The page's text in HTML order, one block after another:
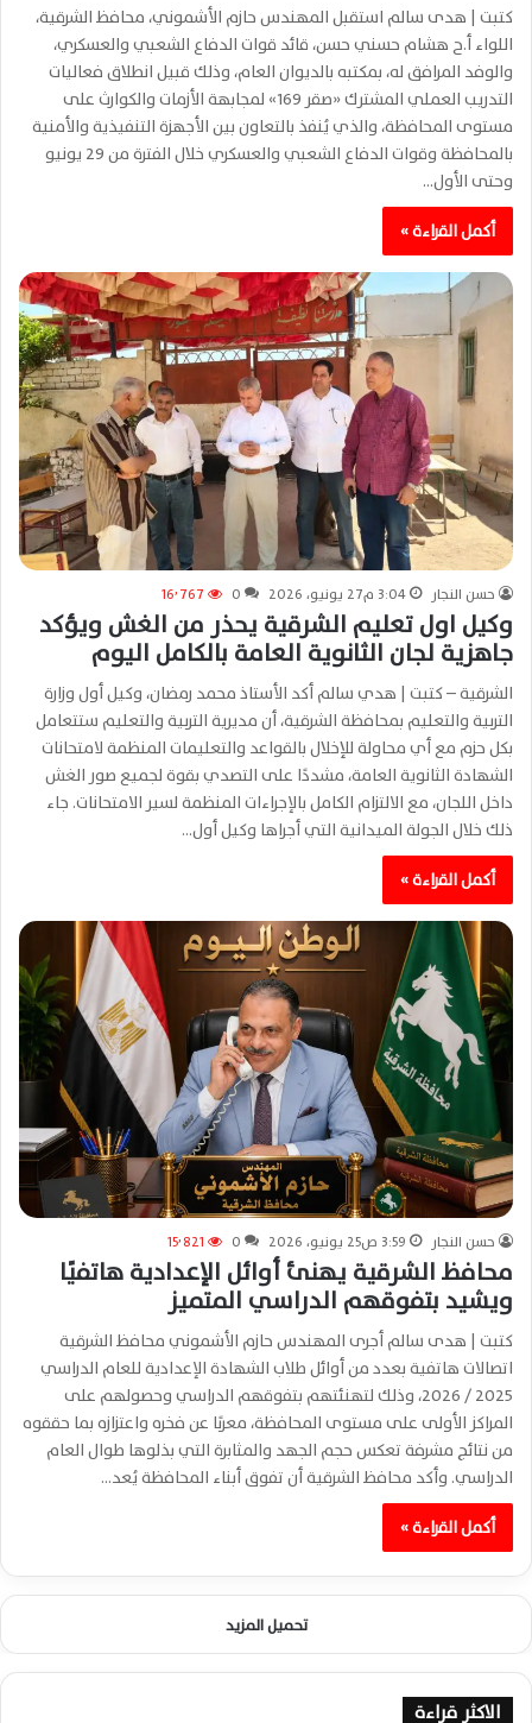
كتبت | هدى سالم استقبل المهندس حازم الأشموني، محافظ الشرقية،
اللواء أ.ح هشام حسني حسن، قائد قوات الدفاع الشعبي والعسكري،
والوفد المرافق له، بمكتبه بالديوان العام، وذلك قبيل انطلاق فعاليات
التدريب العملي المشترك «صقر 169» لمجابهة الأزمات والكوارث على
مستوى المحافظة، والذي يُنفذ بالتعاون بين الأجهزة التنفيذية والأمنية
بالمحافظة وقوات الدفاع الشعبي والعسكري خلال الفترة من 29 يونيو
وحتى الأول…
أكمل القراءة »
حسن النجار 3:04 م27 يونيو، 2026 0 16٬767
وكيل اول تعليم الشرقية يحذر من الغش ويؤكد
جاهزية لجان الثانوية العامة بالكامل اليوم
الشرقية – كتبت | هدي سالم أكد الأستاذ محمد رمضان، وكيل أول وزارة
التربية والتعليم بمحافظة الشرقية، أن مديرية التربية والتعليم ستتعامل
بكل حزم مع أي محاولة للإخلال بالقواعد والتعليمات المنظمة لامتحانات
الشهادة الثانوية العامة، مشددًا على التصدي بقوة لجميع صور الغش
داخل اللجان، مع الالتزام الكامل بالإجراءات المنظمة لسير الامتحانات. جاء
ذلك خلال الجولة الميدانية التي أجراها وكيل أول…
أكمل القراءة »
حسن النجار 3:59 ص25 يونيو، 2026 0 15٬821
محافظ الشرقية يهنئ أوائل الإعدادية هاتفيًا
ويشيد بتفوقهم الدراسي المتميز
كتبت | هدى سالم أجرى المهندس حازم الأشموني محافظ الشرقية
اتصالات هاتفية بعدد من أوائل طلاب الشهادة الإعدادية للعام الدراسي
2025 / 2026، وذلك لتهنئتهم بتفوقهم الدراسي وحصولهم على
المراكز الأولى على مستوى المحافظة، معربًا عن فخره واعتزازه بما حققوه
من نتائج مشرفة تعكس حجم الجهد والمثابرة التي بذلوها طوال العام
الدراسي. وأكد محافظ الشرقية أن تفوق أبناء المحافظة يُعد…
أكمل القراءة »
تحميل المزيد
الاكثر قراءة